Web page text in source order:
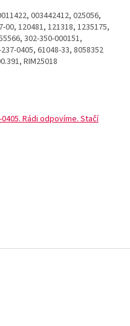
003442412, 025056,
00, 120481, 121318, 1235175,
302-350-000151,
0405, 61048-33, 8058352
RIM25018
Rádi odpovíme. Stačí